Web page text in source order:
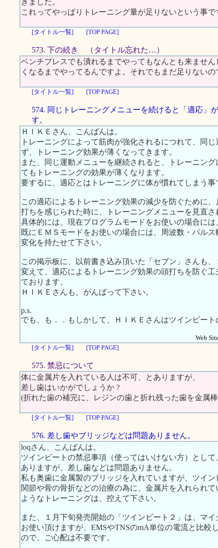
きました。
これってやっぱりトレーニング量が足りないという事で
[タイトル一覧] [TOP PAGE]
573. 下の続き （タイトル忘れた…）
ベンチプレスでも潰れるまでやってもなんとも来ませ
くなるまでやってるんですよ。それでもまだ足りない
[タイトル一覧] [TOP PAGE]
574. 同じトレーニングメニューを続けると「適応」
す。
ＨＩＫＥさん、こんばんは。
トレーニングによって筋肉が強化されるにつれて、同
ず、トレーニング効果が薄くなってきます。
また、同じ運動メニューを継続されると、トレーニン
てもトレーニングの効果が薄くなります。
要するに、適応とはトレーニングに体が慣れてしまう事
この適応によるトレーニング効果の減少を防ぐために
打ちを感じられた時に、トレーニングメニューを見直
具体的には、現在プログラムモードをお使いの場合に
既にＥＭＳモードをお使いの場合には、周波数・パル
変化を持たせて下さい。
この掲示板に、以前書き込み頂いた「セブン」さんも
変えて、適応によるトレーニング効果の頭打ちを防ぐ
ております。
ＨＩＫＥさんも、がんばって下さい。
p.s.
でも、も．．もしかして、ＨＩＫＥさんはツインビー
Web
[タイトル一覧]
[TOP PAGE]
575. 禁忌について
体に金属片を入れている人は不可、とありますが、
差し歯はいかがでしょうか ?
(折れた歯の補完に、レジンの歯と折れ残った歯を金属
[タイトル一覧] [TOP PAGE]
576. 差し歯やブリッジなどは問題ありません。
loqさん、こんばんは。
ツインビートの禁忌事項（使ってはいけない方）とし
ありますが、差し歯などは問題ありません。
私も奥歯に金属製のブリッジを入れていますが、ツイ
関節や骨の骨折などの治療の為に、金属片を入れられ
ようなトレーニングは、控えて下さい。
また、１月下旬発売開始の「ツインビート２」は、マ
お使い頂けますが、EMSやTNSのmA単位の電流と比較
ので、ご心配は不要です。